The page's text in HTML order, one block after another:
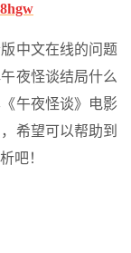
中文在线的问题
夜怪谈结局什么
午夜怪谈》电影
希望可以帮助到
吧！